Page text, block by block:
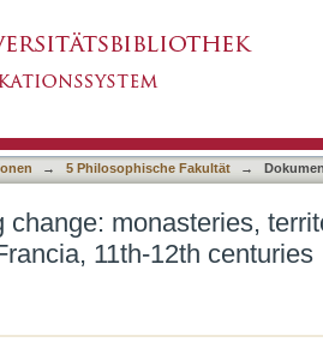
→ 5 Philosophische Fakultät →
change: monasteries,
11th-12th centuries